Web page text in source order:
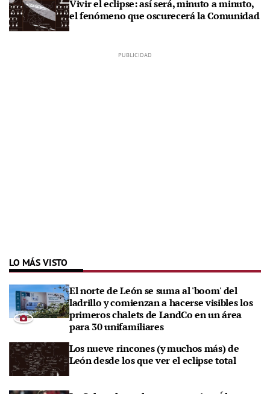
Vivir el eclipse: así será, minuto a minuto,
el fenómeno que oscurecerá la Comunidad
LO MÁS VISTO
El norte de León se suma al 'boom' del
ladrillo y comienzan a hacerse visibles los
primeros chalets de LandCo en un área
para 30 unifamiliares
Los nueve rincones (y muchos más) de
León desde los que ver el eclipse total